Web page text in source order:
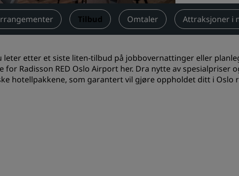
Søk etter en restaurant
Digitale tjenester
Radisson Hotels-app
Tilbud Omtaler Attraksjoner i
leter etter et siste liten-tilbud på jobbovernattinger eller
for Radisson RED Oslo Airport her. Dra nytte av spesialpriser
hotellpakkene, som garantert vil gjøre oppholdet ditt i Oslo